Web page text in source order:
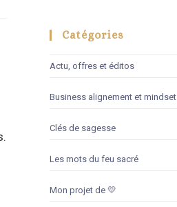
Catégories
Actu, offres et éditos
Business alignement et mindset
Clés de sagesse
Les mots du feu sacré
Mon projet de 💛